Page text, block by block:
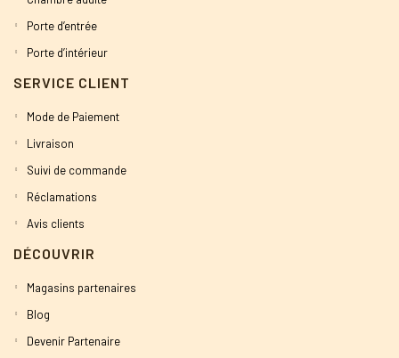
Porte d’entrée
Porte d’intérieur
SERVICE CLIENT
Mode de Paiement
Livraison
Suivi de commande
Réclamations
Avis clients
DÉCOUVRIR
Magasins partenaires
Blog
Devenir Partenaire